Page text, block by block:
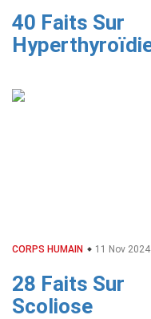
40 Faits Sur
CORPS HUMAIN 11 Nov 2024
28 Faits Sur
Scoliose